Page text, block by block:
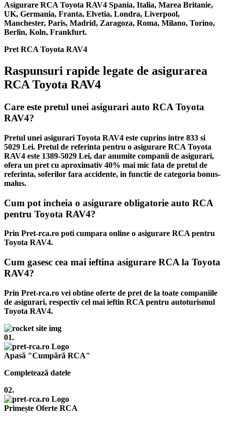
Asigurare RCA Toyota RAV4 Spania, Italia, Marea Britanie,
UK, Germania, Franta, Elvetia, Londra, Liverpool,
Manchester, Paris, Madrid, Zaragoza, Roma, Milano, Torino,
Berlin, Koln, Frankfurt.
Pret RCA Toyota RAV4
Raspunsuri rapide legate de asigurarea
RCA Toyota RAV4
Care este pretul unei asigurari auto RCA Toyota
RAV4?
Pretul unei asigurari Toyota RAV4 este cuprins intre 833 si
5029 Lei. Pretul de referinta pentru o asigurare RCA Toyota
RAV4 este 1389-5029 Lei, dar anumite companii de asigurari,
ofera un pret cu aproximativ 40% mai mic fata de pretul de
referinta, soferilor fara accidente, in functie de categoria bonus-
malus.
Cum pot incheia o asigurare obligatorie auto RCA
pentru Toyota RAV4?
Prin Pret-rca.ro poti cumpara online o asigurare RCA pentru
Toyota RAV4.
Cum gasesc cea mai ieftina asigurare RCA la Toyota
RAV4?
Prin Pret-rca.ro vei obtine oferte de pret de la toate companiile
de asigurari, respectiv cel mai ieftin RCA pentru autoturismul
Toyota RAV4.
01.
Apasă "Cumpără RCA"
Completează datele
02.
Primește Oferte RCA